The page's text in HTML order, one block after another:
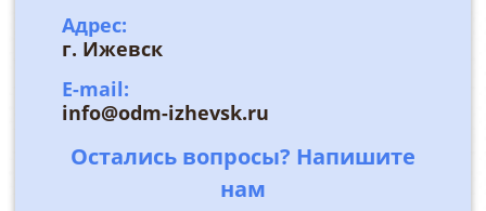
Адрес:
г. Ижевск
E-mail:
info@odm-izhevsk.ru
Остались вопросы? Напишите
нам